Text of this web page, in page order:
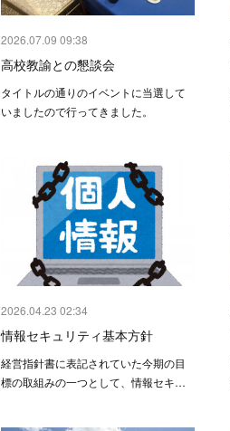
2026.07.09 09:38
高校教諭との懇談会
タイトルの通りのイベントに当選して
いましたので行ってきました。
2026.04.23 02:34
情報セキュリティ基本方針
経営指針書に表記されていた今期の目
標の取組みの一つとして、情報セキ…